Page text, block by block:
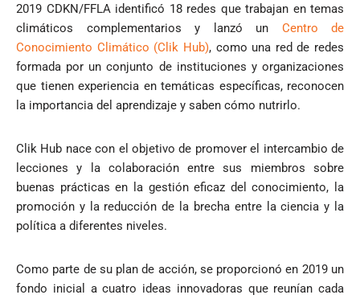
2019 CDKN/FFLA identificó 18 redes que trabajan en temas
climáticos complementarios y lanzó un Centro de
Conocimiento Climático (Clik Hub), como una red de redes
formada por un conjunto de instituciones y organizaciones
que tienen experiencia en temáticas específicas, reconocen
la importancia del aprendizaje y saben cómo nutrirlo.
Clik Hub nace con el objetivo de promover el intercambio de
lecciones y la colaboración entre sus miembros sobre
buenas prácticas en la gestión eficaz del conocimiento, la
promoción y la reducción de la brecha entre la ciencia y la
política a diferentes niveles.
Como parte de su plan de acción, se proporcionó en 2019 un
fondo inicial a cuatro ideas innovadoras que reunían cada